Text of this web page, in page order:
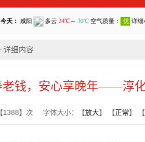
详细内容
老钱，安心享晚年‍——淳
1388】次 字体大小：【放大】 【正常】 【